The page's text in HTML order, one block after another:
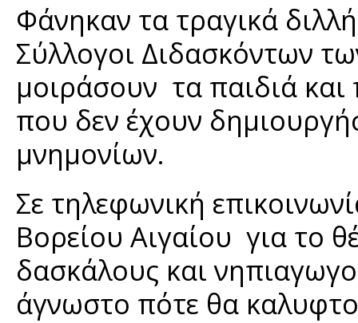
Φάνηκαν τα τραγικά
Σύλλογοι Διδασκόντων
μοιράσουν τα παιδιά
που δεν έχουν
μνημονίων.
Σε τηλεφωνική
Βορείου Αιγαίου για το
δασκάλους και
άγνωστο πότε θα